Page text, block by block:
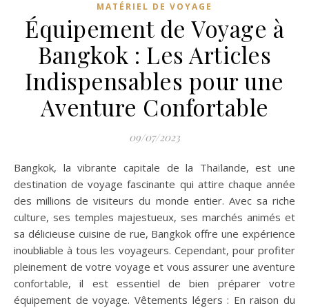
MATÉRIEL DE VOYAGE
Équipement de Voyage à
Bangkok : Les Articles
Indispensables pour une
Aventure Confortable
09/07/2023
Bangkok, la vibrante capitale de la Thaïlande, est une
destination de voyage fascinante qui attire chaque année
des millions de visiteurs du monde entier. Avec sa riche
culture, ses temples majestueux, ses marchés animés et
sa délicieuse cuisine de rue, Bangkok offre une expérience
inoubliable à tous les voyageurs. Cependant, pour profiter
pleinement de votre voyage et vous assurer une aventure
confortable, il est essentiel de bien préparer votre
équipement de voyage. Vêtements légers : En raison du